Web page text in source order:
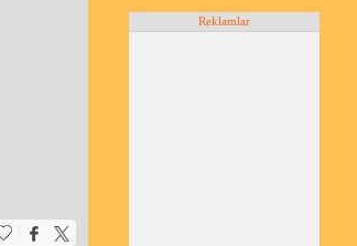
Reklamlar